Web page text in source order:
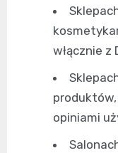
włącznie z
opiniami